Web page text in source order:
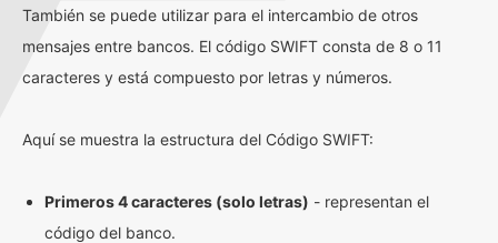
También se puede utilizar para el intercambio de otros
mensajes entre bancos. El código SWIFT consta de 8 o 11
caracteres y está compuesto por letras y números.
Aquí se muestra la estructura del Código SWIFT:
Primeros 4 caracteres (solo letras) - representan el
código del banco.